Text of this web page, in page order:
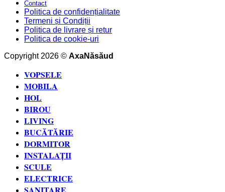
Contact
Politica de confidențialitate
Termeni și Condiții
Politica de livrare și retur
Politica de cookie-uri
Copyright 2026 © AxaNăsăud
VOPSELE
MOBILA
HOL
BIROU
LIVING
BUCĂTĂRIE
DORMITOR
INSTALAȚII
SCULE
ELECTRICE
SANITARE